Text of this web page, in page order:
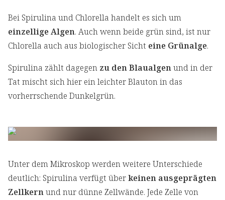
Bei Spirulina und Chlorella handelt es sich um
einzellige Algen. Auch wenn beide grün sind, ist nur
Chlorella auch aus biologischer Sicht eine Grünalge.
Spirulina zählt dagegen zu den Blaualgenund in der
Tat mischt sich hier ein leichter Blauton in das
vorherrschende Dunkelgrün.
Unter dem Mikroskop werden weitere Unterschiede
deutlich: Spirulina verfügt überkeinen ausgeprägten
Zellkernund nur dünne Zellwände. Jede Zelle von